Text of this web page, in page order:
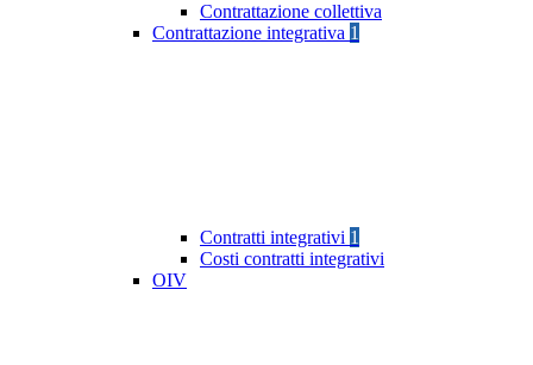
Contrattazione collettiva
Contrattazione integrativa 1
Contratti integrativi 1
Costi contratti integrativi
OIV